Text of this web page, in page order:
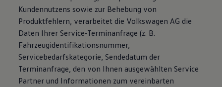
Kundennutzens sowie zur Behebung von
Produktfehlern, verarbeitet die Volkswagen AG die
Daten Ihrer Service-Terminanfrage (z. B.
Fahrzeugidentifikationsnummer,
Servicebedarfskategorie, Sendedatum der
Terminanfrage, den von Ihnen ausgewählten Service
Partner und Informationen zum vereinbarten